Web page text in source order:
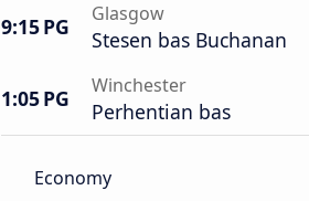
9:15 PG Glasgow
Stesen bas Buchanan
1:05 PG Winchester
Perhentian bas
Economy